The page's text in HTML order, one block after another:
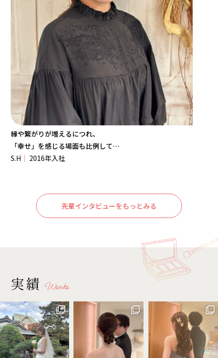
縁や繋がりが増えるにつれ、
「幸せ」を感じる場面も比例して
増えています。
S.H ｜ 2016年入社
先輩インタビューをもっとみる
実績 Works